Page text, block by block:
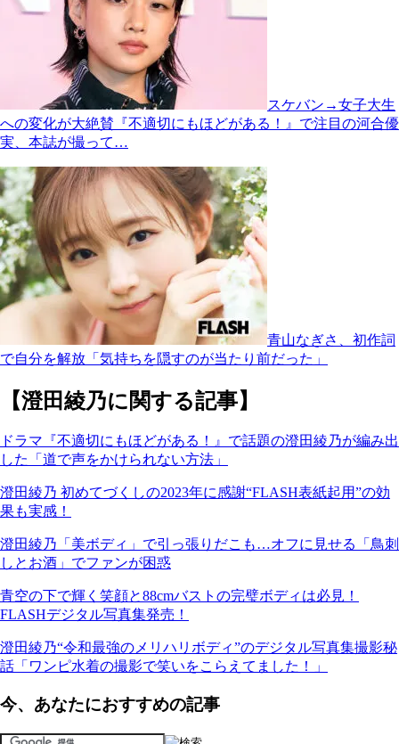
スケバン→女子大生
への変化が大絶賛『不適切にもほどがある！』で注目の河合優
実、本誌が撮って…
青山なぎさ、初作詞
で自分を解放「気持ちを隠すのが当たり前だった」
【澄田綾乃に関する記事】
ドラマ『不適切にもほどがある！』で話題の澄田綾乃が編み出
した「道で声をかけられない方法」
澄田綾乃 初めてづくしの2023年に感謝“FLASH表紙起用”の効
果も実感！
澄田綾乃「美ボディ」で引っ張りだこも…オフに見せる「鳥刺
しとお酒」でファンが困惑
青空の下で輝く笑顔と88cmバストの完璧ボディは必見！
FLASHデジタル写真集発売！
澄田綾乃“令和最強のメリハリボディ”のデジタル写真集撮影秘
話「ワンピ水着の撮影で笑いをこらえてました！」
今、あなたにおすすめの記事